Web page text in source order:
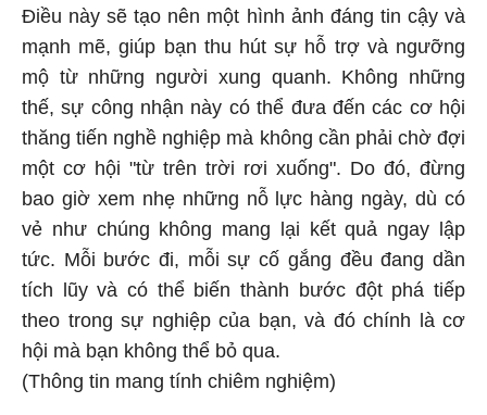
Điều này sẽ tạo nên một hình ảnh đáng tin cậy và
mạnh mẽ, giúp bạn thu hút sự hỗ trợ và ngưỡng
mộ từ những người xung quanh. Không những
thế, sự công nhận này có thể đưa đến các cơ hội
thăng tiến nghề nghiệp mà không cần phải chờ đợi
một cơ hội "từ trên trời rơi xuống". Do đó, đừng
bao giờ xem nhẹ những nỗ lực hàng ngày, dù có
vẻ như chúng không mang lại kết quả ngay lập
tức. Mỗi bước đi, mỗi sự cố gắng đều đang dần
tích lũy và có thể biến thành bước đột phá tiếp
theo trong sự nghiệp của bạn, và đó chính là cơ
hội mà bạn không thể bỏ qua.
(Thông tin mang tính chiêm nghiệm)